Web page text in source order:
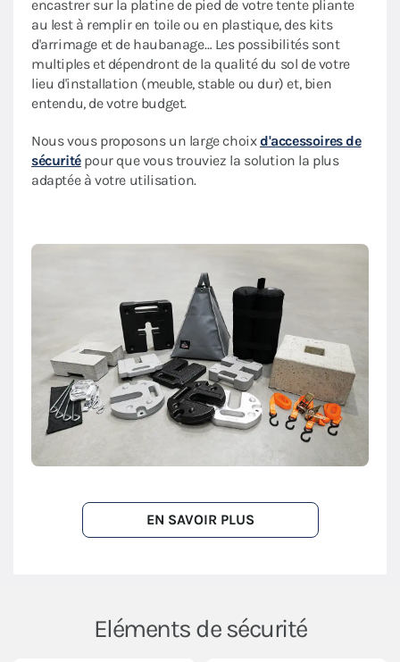
encastrer sur la platine de pied de votre tente pliante
au lest à remplir en toile ou en plastique, des kits
d'arrimage et de haubanage… Les possibilités sont
multiples et dépendront de la qualité du sol de votre
lieu d'installation (meuble, stable ou dur) et, bien
entendu, de votre budget.
Nous vous proposons un large choixd'accessoires de
sécuritépour que vous trouviez la solution la plus
adaptée à votre utilisation.
EN SAVOIR PLUS
Eléments de sécurité